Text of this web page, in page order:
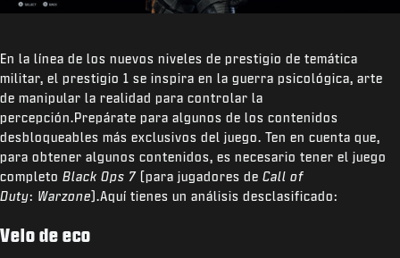
En la línea de los nuevos niveles de prestigio de temática
militar, el prestigio 1 se inspira en la guerra psicológica, arte
de manipular la realidad para controlar la
percepción.Prepárate para algunos de los contenidos
desbloqueables más exclusivos del juego. Ten en cuenta que,
para obtener algunos contenidos, es necesario tener el juego
completo Black Ops 7 (para jugadores de Call of
Duty: Warzone).Aquí tienes un análisis desclasificado:
Velo de eco